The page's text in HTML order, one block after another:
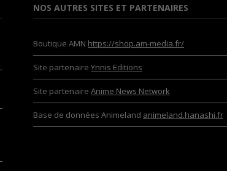
NOS AUTRES SITES ET PARTENAIRES
Boutique AMN https://shop.am-media.fr/
Site partenaire Ynnis Editions
Site partenaire Anime News Network
Base de données Animeland animeland.hanashi.fr